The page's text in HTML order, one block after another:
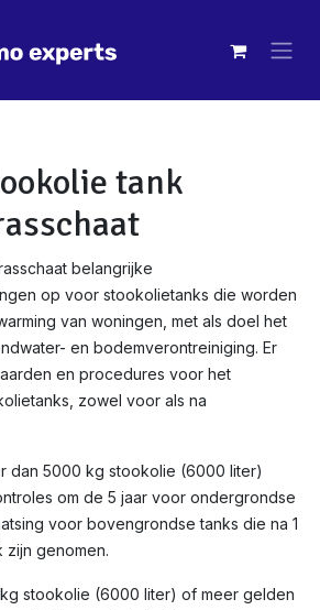
tank
belangrijke
op voor stookolietanks die worden
van woningen, met als doel het
en bodemverontreiniging. Er
en procedures voor het
zowel voor als na
dan 5000 kg stookolie (6000 liter)
om de 5 jaar voor ondergrondse
voor bovengrondse tanks die na 1
zijn genomen.
stookolie (6000 liter) of meer gelden